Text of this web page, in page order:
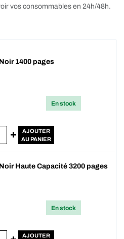
vos consommables en 24h/48h.
1400 pages
En stock
AJOUTER
AU PANIER
Haute Capacité 3200 pages
En stock
AJOUTER